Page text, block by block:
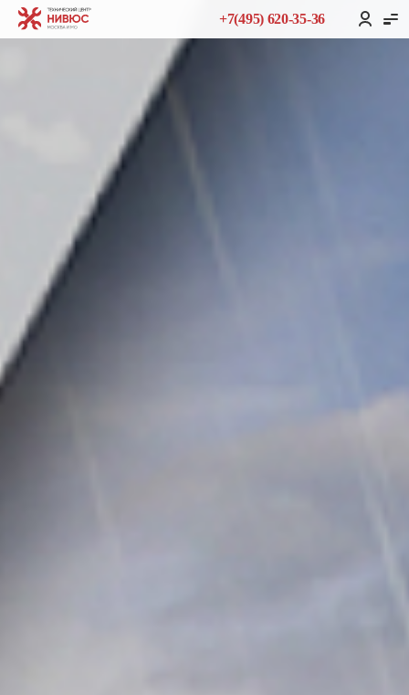
+7(495) 620-35-36